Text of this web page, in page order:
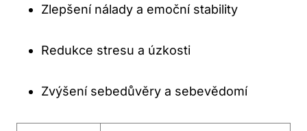
Zlepšení nálady a emoční stability
Redukce stresu a úzkosti
Zvýšení sebedůvěry a sebevědomí